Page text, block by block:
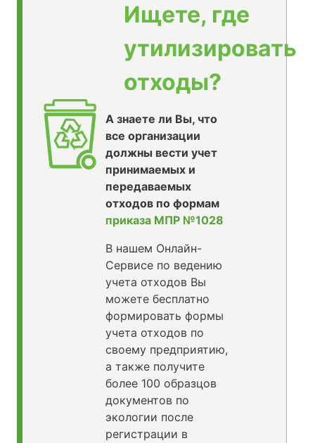
Ищете, где
утилизировать
отходы?
А знаете ли Вы, что
все организации
должны вести учет
принимаемых и
передаваемых
отходов по формам
приказа МПР №1028
В нашем Онлайн-
Сервисе по ведению
учета отходов Вы
можете бесплатно
формировать формы
учета отходов по
своему предприятию,
а также получите
более 100 образцов
документов по
экологии после
регистрации в